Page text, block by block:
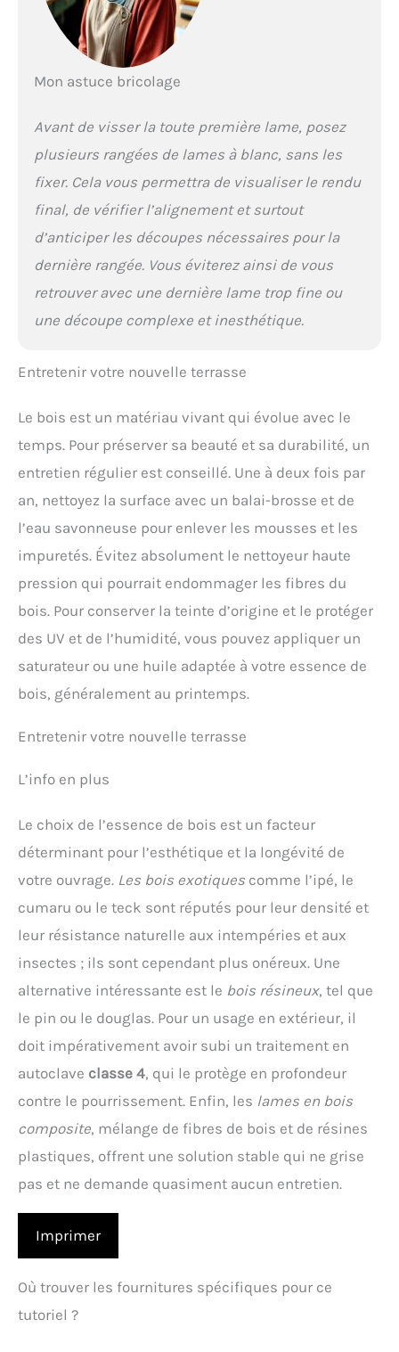
Mon astuce bricolage
Avant de visser la toute première lame, posez
plusieurs rangées de lames à blanc, sans les
fixer. Cela vous permettra de visualiser le rendu
final, de vérifier l’alignement et surtout
d’anticiper les découpes nécessaires pour la
dernière rangée. Vous éviterez ainsi de vous
retrouver avec une dernière lame trop fine ou
une découpe complexe et inesthétique.
Entretenir votre nouvelle terrasse
Le bois est un matériau vivant qui évolue avec le
temps. Pour préserver sa beauté et sa durabilité, un
entretien régulier est conseillé. Une à deux fois par
an, nettoyez la surface avec un balai-brosse et de
l’eau savonneuse pour enlever les mousses et les
impuretés. Évitez absolument le nettoyeur haute
pression qui pourrait endommager les fibres du
bois. Pour conserver la teinte d’origine et le protéger
des UV et de l’humidité, vous pouvez appliquer un
saturateur ou une huile adaptée à votre essence de
bois, généralement au printemps.
Entretenir votre nouvelle terrasse
L’info en plus
Le choix de l’essence de bois est un facteur
déterminant pour l’esthétique et la longévité de
votre ouvrage. Les bois exotiques comme l’ipé, le
cumaru ou le teck sont réputés pour leur densité et
leur résistance naturelle aux intempéries et aux
insectes ; ils sont cependant plus onéreux. Une
alternative intéressante est le bois résineux, tel que
le pin ou le douglas. Pour un usage en extérieur, il
doit impérativement avoir subi un traitement en
autoclave classe 4, qui le protège en profondeur
contre le pourrissement. Enfin, les lames en bois
composite, mélange de fibres de bois et de résines
plastiques, offrent une solution stable qui ne grise
pas et ne demande quasiment aucun entretien.
Imprimer
Où trouver les fournitures spécifiques pour ce
tutoriel ?